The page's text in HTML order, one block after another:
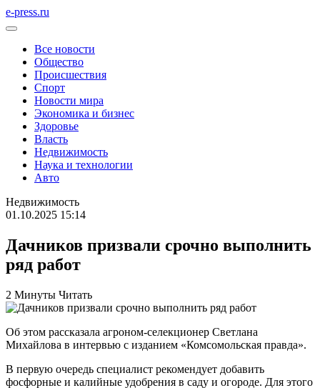
e-press.ru
Все новости
Общество
Происшествия
Спорт
Новости мира
Экономика и бизнес
Здоровье
Власть
Недвижимость
Наука и технологии
Авто
Недвижимость
01.10.2025 15:14
Дачников призвали срочно выполнить
ряд работ
2 Минуты Читать
Об этом рассказала агроном-селекционер Светлана
Михайлова в интервью с изданием «Комсомольская правда».
В первую очередь специалист рекомендует добавить
фосфорные и калийные удобрения в саду и огороде. Для этого